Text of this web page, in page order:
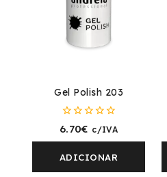
Gel Polish 203
0
5
6.70€ c/IVA
ADICIONAR